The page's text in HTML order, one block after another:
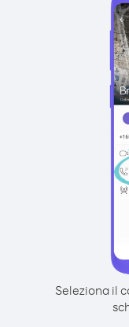
Seleziona il